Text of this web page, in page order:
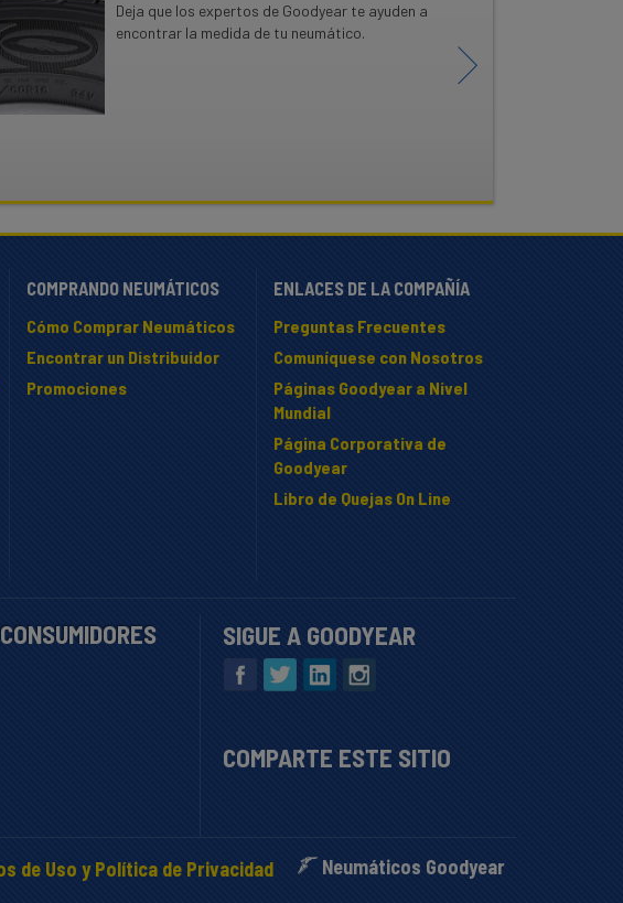
Deja que los expertos de Goodyear te ayuden a
encontrar la medida de tu neumático.
COMPRANDO NEUMÁTICOS
Cómo Comprar Neumáticos
Encontrar un Distribuidor
Promociones
ENLACES DE LA COMPAÑÍA
Preguntas Frecuentes
Comuníquese con Nosotros
Páginas Goodyear a Nivel
Mundial
Página Corporativa de
Goodyear
Libro de Quejas On Line
SIGUE A GOODYEAR
COMPARTE ESTE SITIO
Neumáticos Goodyear
de Uso y Política de Privacidad